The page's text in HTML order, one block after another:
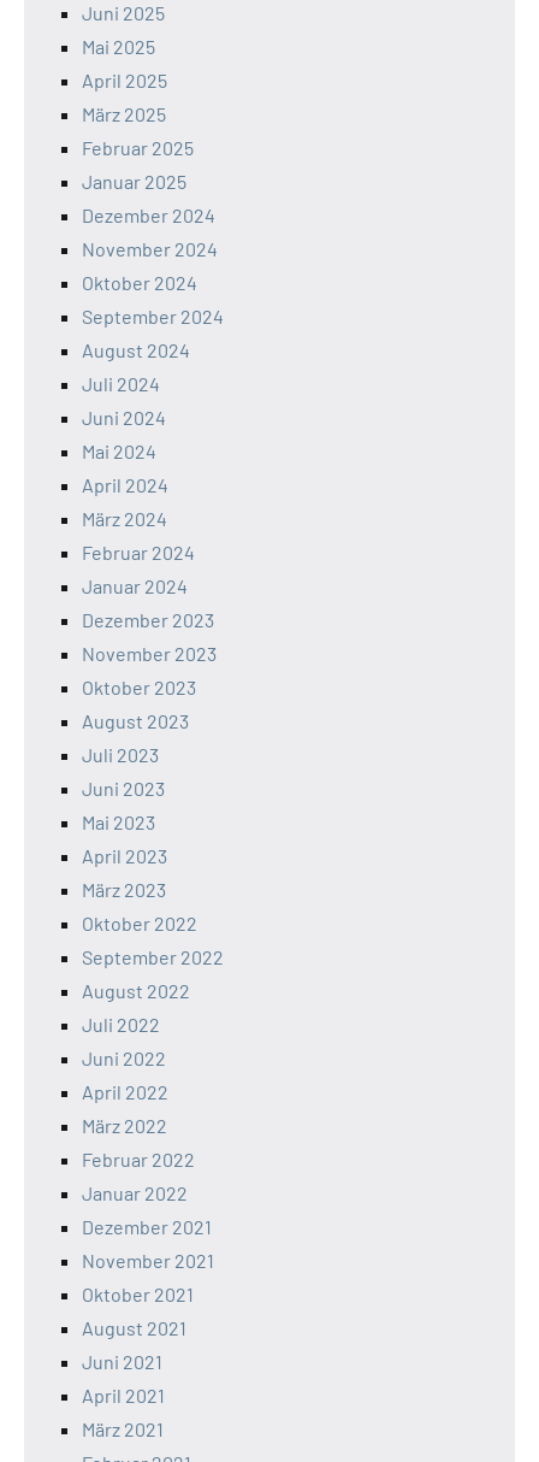
Juni 2025
Mai 2025
April 2025
März 2025
Februar 2025
Januar 2025
Dezember 2024
November 2024
Oktober 2024
September 2024
August 2024
Juli 2024
Juni 2024
Mai 2024
April 2024
März 2024
Februar 2024
Januar 2024
Dezember 2023
November 2023
Oktober 2023
August 2023
Juli 2023
Juni 2023
Mai 2023
April 2023
März 2023
Oktober 2022
September 2022
August 2022
Juli 2022
Juni 2022
April 2022
März 2022
Februar 2022
Januar 2022
Dezember 2021
November 2021
Oktober 2021
August 2021
Juni 2021
April 2021
März 2021